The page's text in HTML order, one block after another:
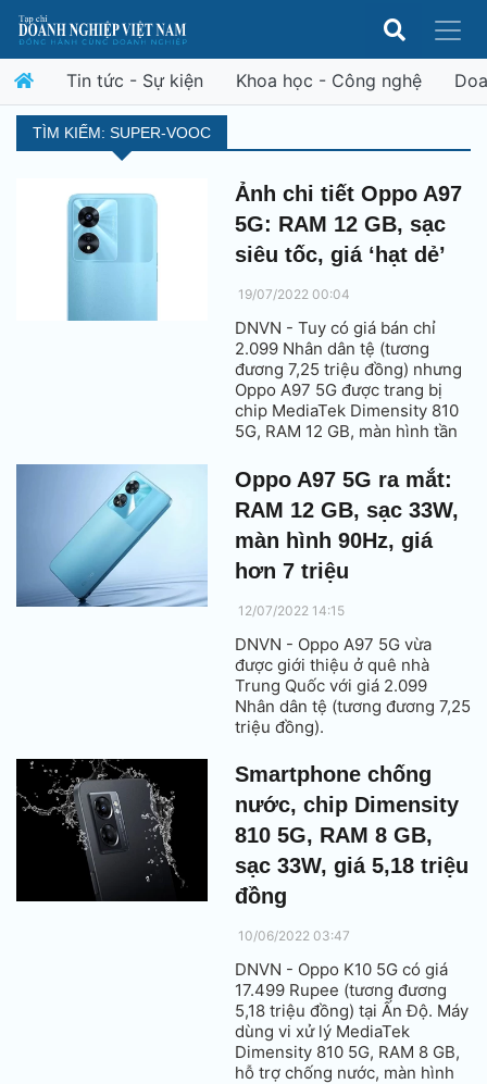
Tin tức - Sự kiện Khoa học - Công nghệ
TÌM KIẾM: SUPER-VOOC
Ảnh chi tiết Oppo A97
5G: RAM 12 GB, sạc
siêu tốc, giá ‘hạt dẻ’
19/07/2022 00:04
DNVN - Tuy có giá bán chỉ
2.099 Nhân dân tệ (tương
đương 7,25 triệu đồng) nhưng
Oppo A97 5G được trang bị
chip MediaTek Dimensity 810
5G, RAM 12 GB, màn hình tần
với sạc nhanh 33W.
Oppo A97 5G ra mắt:
RAM 12 GB, sạc 33W,
màn hình 90Hz, giá
hơn 7 triệu
12/07/2022 14:15
DNVN - Oppo A97 5G vừa
được giới thiệu ở quê nhà
Trung Quốc với giá 2.099
Nhân dân tệ (tương đương 7,25
triệu đồng).
Smartphone chống
nước, chip Dimensity
810 5G, RAM 8 GB,
sạc 33W, giá 5,18 triệu
đồng
10/06/2022 03:47
DNVN - Oppo K10 5G có giá
17.499 Rupee (tương đương
5,18 triệu đồng) tại Ấn Độ. Máy
dùng vi xử lý MediaTek
Dimensity 810 5G, RAM 8 GB,
hỗ trợ chống nước, màn hình